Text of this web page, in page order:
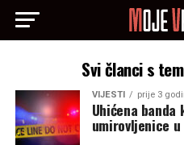
Svi članci s
VIJESTI prije 3
Uhićena
umirovljenice u